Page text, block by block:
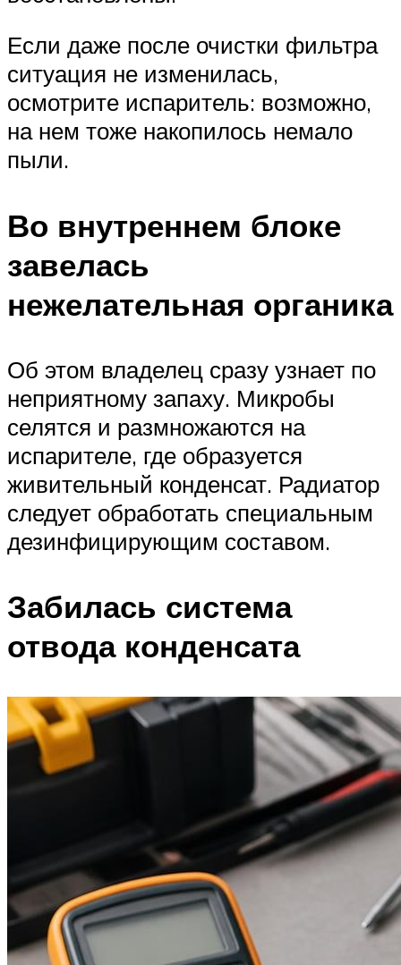
Если даже после очистки фильтра
ситуация не изменилась,
осмотрите испаритель: возможно,
на нем тоже накопилось немало
пыли.
Во внутреннем блоке
завелась
нежелательная органика
Об этом владелец сразу узнает по
неприятному запаху. Микробы
селятся и размножаются на
испарителе, где образуется
живительный конденсат. Радиатор
следует обработать специальным
дезинфицирующим составом.
Забилась система
отвода конденсата